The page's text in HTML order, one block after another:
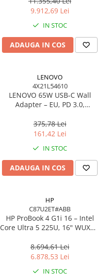
9.912,69 Lei
IN STOC
ADAUGA IN COS
LENOVO
4X21L54610
LENOVO 65W USB‑C Wall
Adapter – EU, PD 3.0,
375,78 Lei
161,42 Lei
IN STOC
ADAUGA IN COS
HP
C87U2ET#ABB
HP ProBook 4 G1i 16 – Intel
Core Ultra 5 225U, 16" WUXGA
Intel Graphics, Windows 11
Pro, 1YW
8.694,61 Lei
6.878,53 Lei
IN STOC